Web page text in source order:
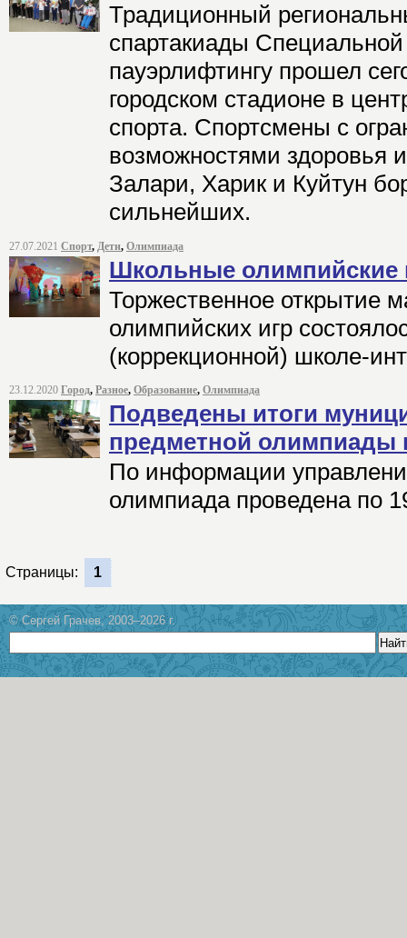
Традиционный
спартакиады
пауэрлифтингу прошел
городском стадионе в
спорта. Спортсмены с
возможностями здоровья
Залари, Харик и Куйтун
сильнейших.
27.07.2021 Спорт, Дети, Олимпиада
Школьные олимпийские
Торжественное открытие
олимпийских игр
(коррекционной) школе-
23.12.2020 Город, Разное, Образование, Олимпиада
Подведены итоги
предметной олимпиады
По информации
олимпиада проведена по
Страницы: 1
© Сергей Грачев, 2003–2026 г.